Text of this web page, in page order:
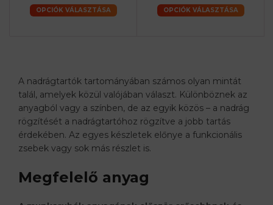
OPCIÓK VÁLASZTÁSA OPCIÓK VÁLASZTÁSA
A nadrágtartók tartományában számos olyan mintát
talál, amelyek közül valójában választ. Különböznek az
anyagból vagy a színben, de az egyik közös – a nadrág
rögzítését a nadrágtartóhoz rögzítve a jobb tartás
érdekében. Az egyes készletek előnye a funkcionális
zsebek vagy sok más részlet is.
Megfelelő anyag